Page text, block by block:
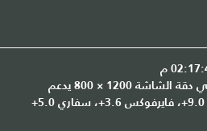
هذا الموقع هو أفضل عرض في دقة الشاشة 1200 × 800 يدعم